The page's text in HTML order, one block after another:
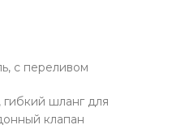
c переливом
шланг для
клапан